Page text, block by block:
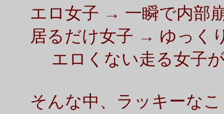
エロ女子 → 一瞬で内部
居るだけ女子 → ゆっく
エロくない走る女子
そんな中、ラッキーな